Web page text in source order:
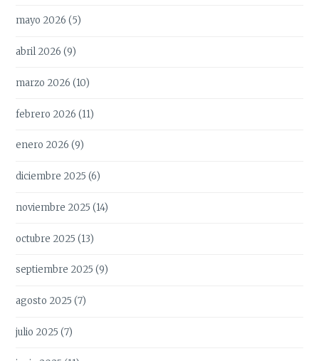
mayo 2026 (5)
abril 2026 (9)
marzo 2026 (10)
febrero 2026 (11)
enero 2026 (9)
diciembre 2025 (6)
noviembre 2025 (14)
octubre 2025 (13)
septiembre 2025 (9)
agosto 2025 (7)
julio 2025 (7)